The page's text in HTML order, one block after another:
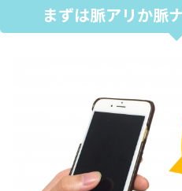
まずは脈アリか脈